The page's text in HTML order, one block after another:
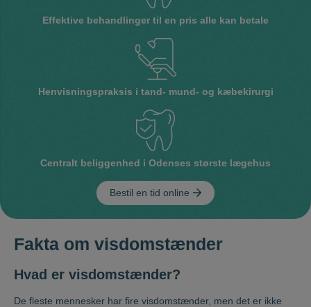
Effektive behandlinger til en pris alle kan betale
Henvisningspraksis i tand- mund- og kæbekirurgi
Centralt beliggenhed i Odenses største lægehus
Bestil en tid online
Fakta om visdomstænder
Hvad er visdomstænder?
De fleste mennesker har fire visdomstænder, men det er ikke